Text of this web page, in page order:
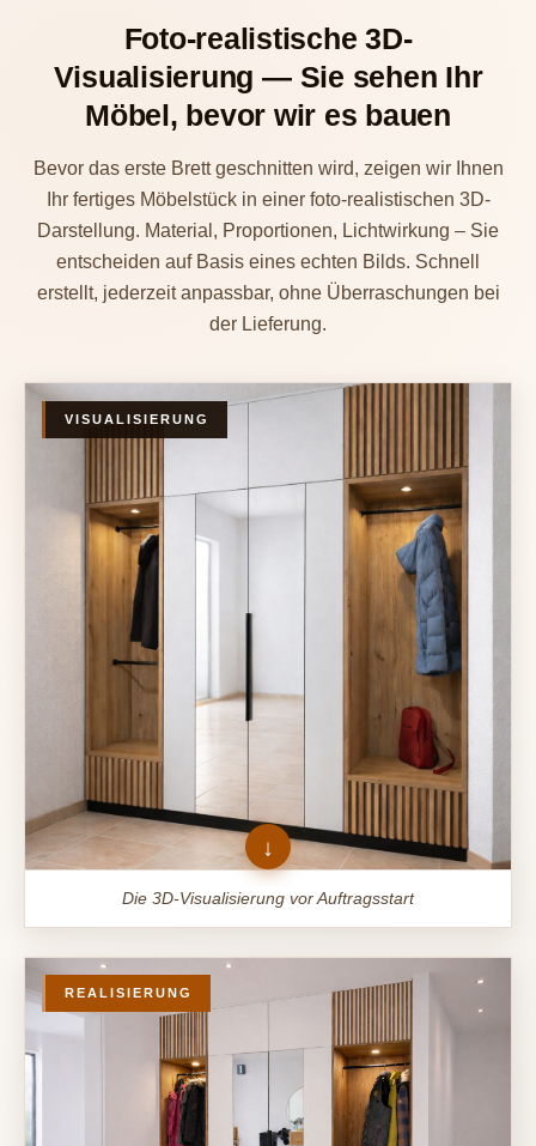
Foto-realistische 3D-
Visualisierung — Sie sehen Ihr
Möbel, bevor wir es bauen
Bevor das erste Brett geschnitten wird, zeigen wir Ihnen
Ihr fertiges Möbelstück in einer foto-realistischen 3D-
Darstellung. Material, Proportionen, Lichtwirkung – Sie
entscheiden auf Basis eines echten Bilds. Schnell
erstellt, jederzeit anpassbar, ohne Überraschungen bei
der Lieferung.
VISUALISIERUNG
Die 3D-Visualisierung vor Auftragsstart
REALISIERUNG